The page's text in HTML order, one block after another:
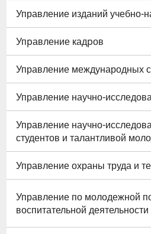
Управление изданий учебно-
Упpавление кадpов
Управление международных
Управление научно-
Управление научно-
студентов и талантливой
Управление охраны труда и
Управление по молодежной
воспитательной деятельности